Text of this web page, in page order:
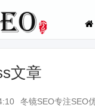
文章
冬镜SEO专注SEO